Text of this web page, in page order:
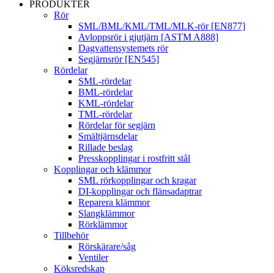
PRODUKTER
Rör
SML/BML/KML/TML/MLK-rör [EN877]
Avloppsrör i gjutjärn [ASTM A888]
Dagvattensystemets rör
Segjärnsrör [EN545]
Rördelar
SML-rördelar
BML-rördelar
KML-rördelar
TML-rördelar
Rördelar för segjärn
Smältjärnsdelar
Rillade beslag
Presskopplingar i rostfritt stål
Kopplingar och klämmor
SML rörkopplingar och kragar
DI-kopplingar och flänsadaptrar
Reparera klämmor
Slangklämmor
Rörklämmor
Tillbehör
Rörskärare/såg
Ventiler
Köksredskap